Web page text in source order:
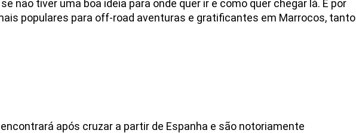
não tiver uma boa ideia para onde quer ir e como quer chegar lá. É por
populares para off-road aventuras e gratificantes em Marrocos, tanto
após cruzar a partir de Espanha e são notoriamente